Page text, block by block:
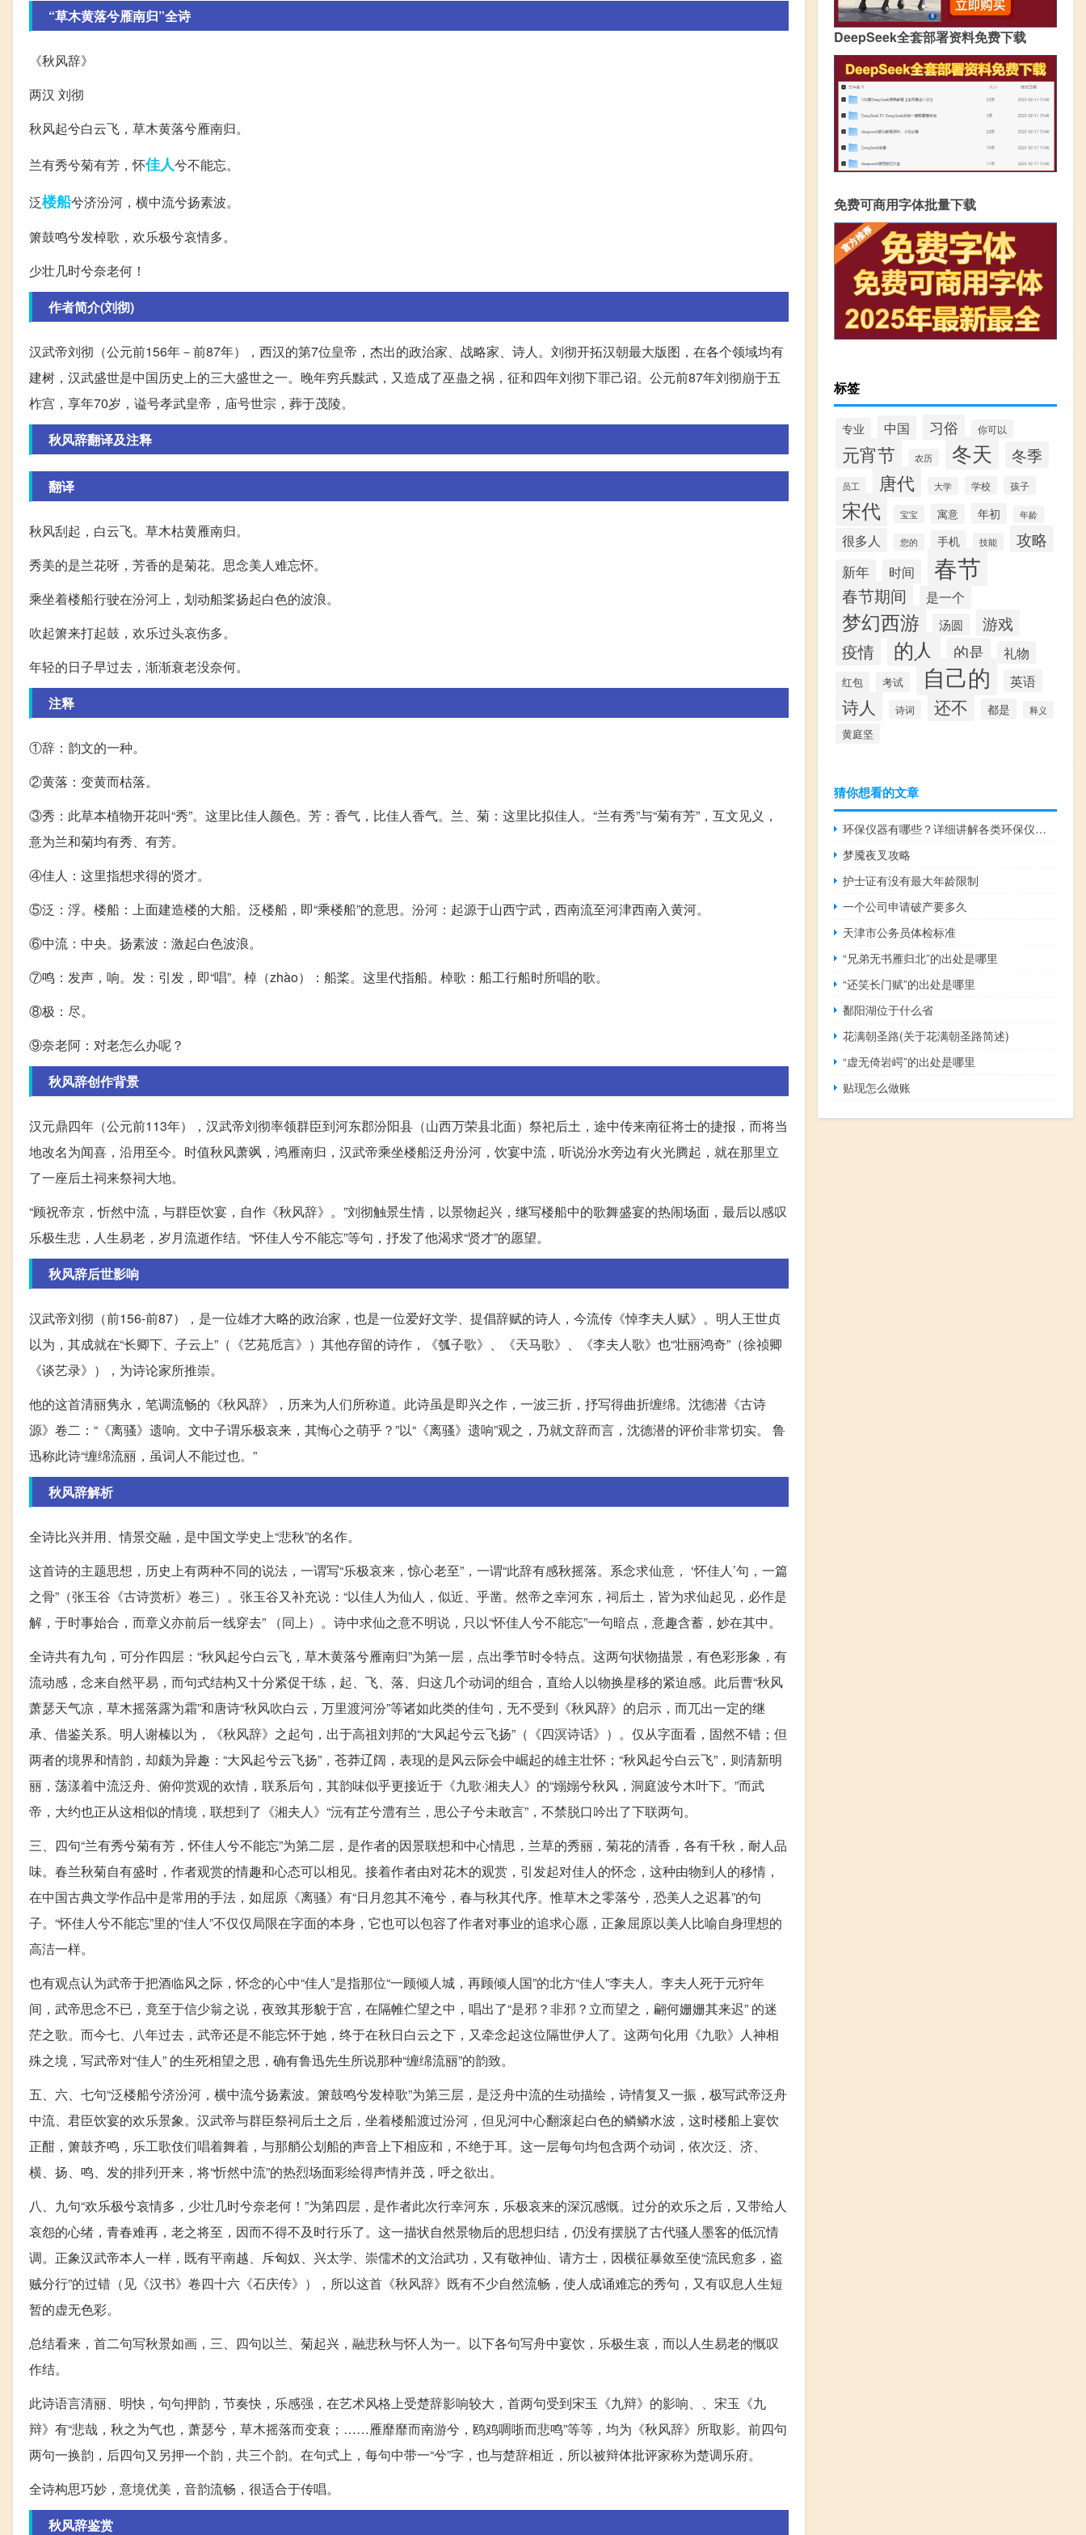
“草木黄落兮雁南归”全诗
《秋风辞》
两汉 刘彻
秋风起兮白云飞，草木黄落兮雁南归。
兰有秀兮菊有芳，怀佳人兮不能忘。
泛楼船兮济汾河，横中流兮扬素波。
箫鼓鸣兮发棹歌，欢乐极兮哀情多。
少壮几时兮奈老何！
作者简介(刘彻)
汉武帝刘彻（公元前156年－前87年），西汉的第7位皇帝，杰出的政治家、战略家、诗人。刘彻开拓汉朝最大版图，在各个领域均有
建树，汉武盛世是中国历史上的三大盛世之一。晚年穷兵黩武，又造成了巫蛊之祸，征和四年刘彻下罪己诏。公元前87年刘彻崩于五
柞宫，享年70岁，谥号孝武皇帝，庙号世宗，葬于茂陵。
秋风辞翻译及注释
翻译
秋风刮起，白云飞。草木枯黄雁南归。
秀美的是兰花呀，芳香的是菊花。思念美人难忘怀。
乘坐着楼船行驶在汾河上，划动船桨扬起白色的波浪。
吹起箫来打起鼓，欢乐过头哀伤多。
年轻的日子早过去，渐渐衰老没奈何。
注释
①辞：韵文的一种。
②黄落：变黄而枯落。
③秀：此草本植物开花叫“秀”。这里比佳人颜色。芳：香气，比佳人香气。兰、菊：这里比拟佳人。“兰有秀”与“菊有芳”，互文见义，
意为兰和菊均有秀、有芳。
④佳人：这里指想求得的贤才。
⑤泛：浮。楼船：上面建造楼的大船。泛楼船，即“乘楼船”的意思。汾河：起源于山西宁武，西南流至河津西南入黄河。
⑥中流：中央。扬素波：激起白色波浪。
⑦鸣：发声，响。发：引发，即“唱”。棹（zhào）：船桨。这里代指船。棹歌：船工行船时所唱的歌。
⑧极：尽。
⑨奈老阿：对老怎么办呢？
秋风辞创作背景
汉元鼎四年（公元前113年），汉武帝刘彻率领群臣到河东郡汾阳县（山西万荣县北面）祭祀后土，途中传来南征将士的捷报，而将当
地改名为闻喜，沿用至今。时值秋风萧飒，鸿雁南归，汉武帝乘坐楼船泛舟汾河，饮宴中流，听说汾水旁边有火光腾起，就在那里立
了一座后土祠来祭祠大地。
“顾祝帝京，忻然中流，与群臣饮宴，自作《秋风辞》。”刘彻触景生情，以景物起兴，继写楼船中的歌舞盛宴的热闹场面，最后以感叹
乐极生悲，人生易老，岁月流逝作结。“怀佳人兮不能忘”等句，抒发了他渴求“贤才”的愿望。
秋风辞后世影响
汉武帝刘彻（前156-前87），是一位雄才大略的政治家，也是一位爱好文学、提倡辞赋的诗人，今流传《悼李夫人赋》。明人王世贞
以为，其成就在“长卿下、子云上”（《艺苑卮言》）其他存留的诗作，《瓠子歌》、《天马歌》、《李夫人歌》也“壮丽鸿奇”（徐祯卿
《谈艺录》），为诗论家所推崇。
他的这首清丽隽永，笔调流畅的《秋风辞》，历来为人们所称道。此诗虽是即兴之作，一波三折，抒写得曲折缠绵。沈德潜《古诗
源》卷二：“《离骚》遗响。文中子谓乐极哀来，其悔心之萌乎？”以“《离骚》遗响”观之，乃就文辞而言，沈德潜的评价非常切实。 鲁
迅称此诗“缠绵流丽，虽词人不能过也。”
秋风辞解析
全诗比兴并用、情景交融，是中国文学史上“悲秋”的名作。
这首诗的主题思想，历史上有两种不同的说法，一谓写“乐极哀来，惊心老至”，一谓“此辞有感秋摇落。系念求仙意， ‘怀佳人’句，一篇
之骨”（张玉谷《古诗赏析》卷三）。张玉谷又补充说：“以佳人为仙人，似近、乎凿。然帝之幸河东，祠后土，皆为求仙起见，必作是
解，于时事始合，而章义亦前后一线穿去” （同上）。诗中求仙之意不明说，只以“怀佳人兮不能忘”一句暗点，意趣含蓄，妙在其中。
全诗共有九句，可分作四层：“秋风起兮白云飞，草木黄落兮雁南归”为第一层，点出季节时令特点。这两句状物描景，有色彩形象，有
流动感，念来自然平易，而句式结构又十分紧促干练，起、飞、落、归这几个动词的组合，直给人以物换星移的紧迫感。此后曹“秋风
萧瑟天气凉，草木摇落露为霜”和唐诗“秋风吹白云，万里渡河汾”等诸如此类的佳句，无不受到《秋风辞》的启示，而兀出一定的继
承、借鉴关系。明人谢榛以为，《秋风辞》之起句，出于高祖刘邦的“大风起兮云飞扬”（《四溟诗话》）。仅从字面看，固然不错；但
两者的境界和情韵，却颇为异趣：“大风起兮云飞扬”，苍莽辽阔，表现的是风云际会中崛起的雄主壮怀；“秋风起兮白云飞”，则清新明
丽，荡漾着中流泛舟、俯仰赏观的欢情，联系后句，其韵味似乎更接近于《九歌·湘夫人》的“嫋嫋兮秋风，洞庭波兮木叶下。”而武
帝，大约也正从这相似的情境，联想到了《湘夫人》“沅有芷兮澧有兰，思公子兮未敢言”，不禁脱口吟出了下联两句。
三、四句“兰有秀兮菊有芳，怀佳人兮不能忘”为第二层，是作者的因景联想和中心情思，兰草的秀丽，菊花的清香，各有千秋，耐人品
味。春兰秋菊自有盛时，作者观赏的情趣和心态可以相见。接着作者由对花木的观赏，引发起对佳人的怀念，这种由物到人的移情，
在中国古典文学作品中是常用的手法，如屈原《离骚》有“日月忽其不淹兮，春与秋其代序。惟草木之零落兮，恐美人之迟暮”的句
子。“怀佳人兮不能忘”里的“佳人”不仅仅局限在字面的本身，它也可以包容了作者对事业的追求心愿，正象屈原以美人比喻自身理想的
高洁一样。
也有观点认为武帝于把酒临风之际，怀念的心中“佳人”是指那位“一顾倾人城，再顾倾人国”的北方“佳人”李夫人。李夫人死于元狩年
间，武帝思念不已，竟至于信少翁之说，夜致其形貌于宫，在隔帷伫望之中，唱出了“是邪？非邪？立而望之，翩何姗姗其来迟” 的迷
茫之歌。而今七、八年过去，武帝还是不能忘怀于她，终于在秋日白云之下，又牵念起这位隔世伊人了。这两句化用《九歌》人神相
殊之境，写武帝对“佳人” 的生死相望之思，确有鲁迅先生所说那种“缠绵流丽”的韵致。
五、六、七句“泛楼船兮济汾河，横中流兮扬素波。箫鼓鸣兮发棹歌”为第三层，是泛舟中流的生动描绘，诗情复又一振，极写武帝泛舟
中流、君臣饮宴的欢乐景象。汉武帝与群臣祭祠后土之后，坐着楼船渡过汾河，但见河中心翻滚起白色的鳞鳞水波，这时楼船上宴饮
正酣，箫鼓齐鸣，乐工歌伎们唱着舞着，与那艄公划船的声音上下相应和，不绝于耳。这一层每句均包含两个动词，依次泛、济、
横、扬、鸣、发的排列开来，将“忻然中流”的热烈场面彩绘得声情并茂，呼之欲出。
八、九句“欢乐极兮哀情多，少壮几时兮奈老何！”为第四层，是作者此次行幸河东，乐极哀来的深沉感慨。过分的欢乐之后，又带给人
哀怨的心绪，青春难再，老之将至，因而不得不及时行乐了。这一描状自然景物后的思想归结，仍没有摆脱了古代骚人墨客的低沉情
调。正象汉武帝本人一样，既有平南越、斥匈奴、兴太学、崇儒术的文治武功，又有敬神仙、请方士，因横征暴敛至使“流民愈多，盗
贼分行”的过错（见《汉书》卷四十六《石庆传》），所以这首《秋风辞》既有不少自然流畅，使人成诵难忘的秀句，又有叹息人生短
暂的虚无色彩。
总结看来，首二句写秋景如画，三、四句以兰、菊起兴，融悲秋与怀人为一。以下各句写舟中宴饮，乐极生哀，而以人生易老的慨叹
作结。
此诗语言清丽、明快，句句押韵，节奏快，乐感强，在艺术风格上受楚辞影响较大，首两句受到宋玉《九辩》的影响、、宋玉《九
辩》有“悲哉，秋之为气也，萧瑟兮，草木摇落而变衰；……雁靡靡而南游兮，鸥鸡啁哳而悲鸣”等等，均为《秋风辞》所取影。前四句
两句一换韵，后四句又另押一个韵，共三个韵。在句式上，每句中带一“兮”字，也与楚辞相近，所以被辩体批评家称为楚调乐府。
全诗构思巧妙，意境优美，音韵流畅，很适合于传唱。
秋风辞鉴赏
DeepSeek全套部署资料免费下载
免费可商用字体批量下载
标签
专业 中国 习俗 你可以
元宵节 农历 冬天 冬季
员工 唐代 大学 学校 孩子
宋代 宝宝 寓意 年初 年龄
很多人 您的 手机 技能 攻略
新年 时间 春节
春节期间 是一个
梦幻西游 汤圆 游戏
疫情 的人 的是 礼物
红包 考试 自己的 英语
诗人 诗词 还不 都是 释义
黄庭坚
猜你想看的文章
环保仪器有哪些？详细讲解各类环保仪器的使用方法
梦魇夜叉攻略
护士证有没有最大年龄限制
一个公司申请破产要多久
天津市公务员体检标准
“兄弟无书雁归北”的出处是哪里
“还笑长门赋”的出处是哪里
鄱阳湖位于什么省
花满朝圣路(关于花满朝圣路简述)
“虚无倚岩崿”的出处是哪里
贴现怎么做账